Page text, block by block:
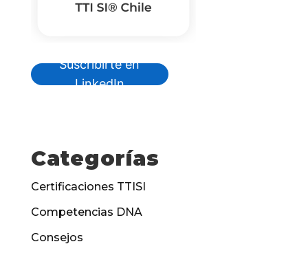
Suscribirte en
LinkedIn
Categorías
Certificaciones TTISI
Competencias DNA
Consejos